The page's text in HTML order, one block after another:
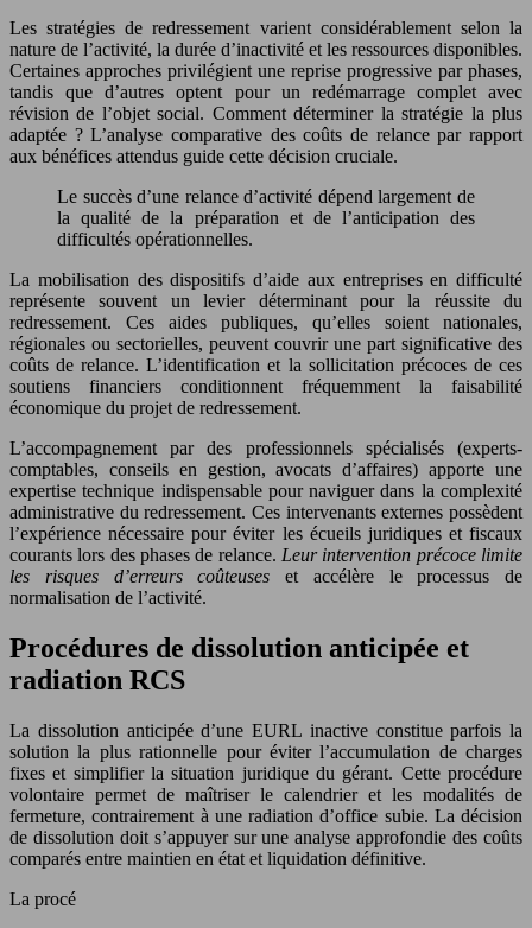
Les stratégies de redressement varient considérablement selon la
nature de l’activité, la durée d’inactivité et les ressources disponibles.
Certaines approches privilégient une reprise progressive par phases,
tandis que d’autres optent pour un redémarrage complet avec
révision de l’objet social. Comment déterminer la stratégie la plus
adaptée ? L’analyse comparative des coûts de relance par rapport
aux bénéfices attendus guide cette décision cruciale.
Le succès d’une relance d’activité dépend largement de
la qualité de la préparation et de l’anticipation des
difficultés opérationnelles.
La mobilisation des dispositifs d’aide aux entreprises en difficulté
représente souvent un levier déterminant pour la réussite du
redressement. Ces aides publiques, qu’elles soient nationales,
régionales ou sectorielles, peuvent couvrir une part significative des
coûts de relance. L’identification et la sollicitation précoces de ces
soutiens financiers conditionnent fréquemment la faisabilité
économique du projet de redressement.
L’accompagnement par des professionnels spécialisés (experts-
comptables, conseils en gestion, avocats d’affaires) apporte une
expertise technique indispensable pour naviguer dans la complexité
administrative du redressement. Ces intervenants externes possèdent
l’expérience nécessaire pour éviter les écueils juridiques et fiscaux
courants lors des phases de relance. Leur intervention précoce limite
les risques d’erreurs coûteuses et accélère le processus de
normalisation de l’activité.
Procédures de dissolution anticipée et
radiation RCS
La dissolution anticipée d’une EURL inactive constitue parfois la
solution la plus rationnelle pour éviter l’accumulation de charges
fixes et simplifier la situation juridique du gérant. Cette procédure
volontaire permet de maîtriser le calendrier et les modalités de
fermeture, contrairement à une radiation d’office subie. La décision
de dissolution doit s’appuyer sur une analyse approfondie des coûts
comparés entre maintien en état et liquidation définitive.
La procé